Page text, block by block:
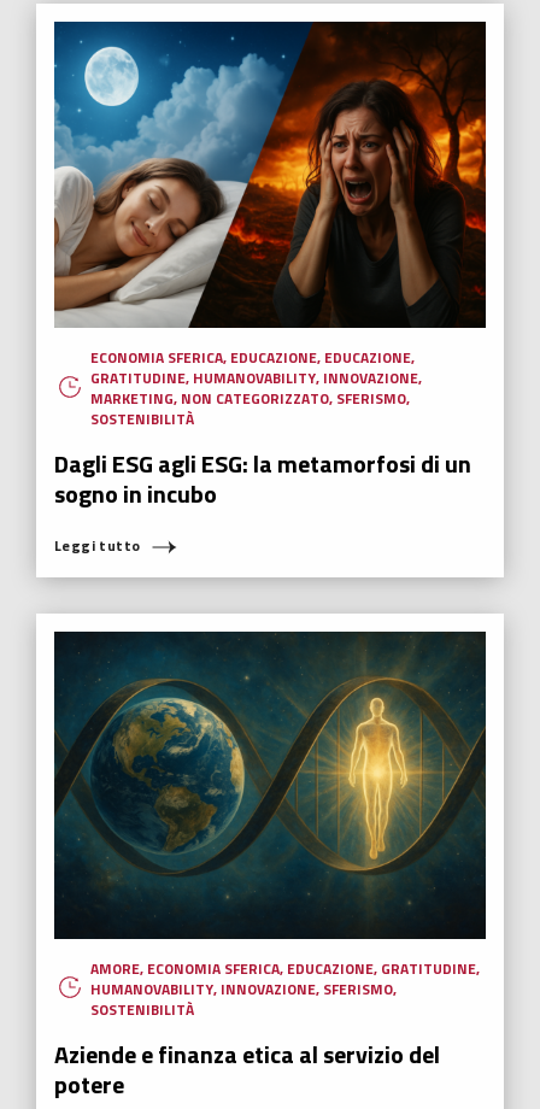
ECONOMIA SFERICA, EDUCAZIONE, EDUCAZIONE,
GRATITUDINE, HUMANOVABILITY, INNOVAZIONE,
MARKETING, NON CATEGORIZZATO, SFERISMO,
SOSTENIBILITÀ
Dagli ESG agli ESG: la metamorfosi di un
sogno in incubo
Leggi tutto
AMORE, ECONOMIA SFERICA, EDUCAZIONE, GRATITUDINE,
HUMANOVABILITY, INNOVAZIONE, SFERISMO,
SOSTENIBILITÀ
Aziende e finanza etica al servizio del
potere